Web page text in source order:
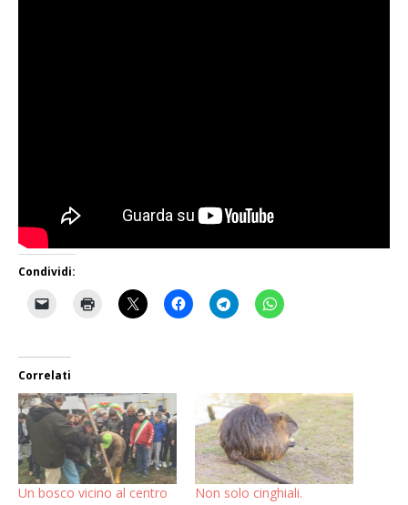
Condividi:
Correlati
Un bosco vicino al centro
Non solo cinghiali.